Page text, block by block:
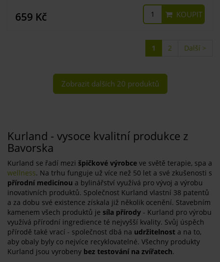
659 Kč KOUPIT
1 2 Další >
Zobrazit dalších 20 produktů
Kurland - vysoce kvalitní produkce z
Bavorska
Kurland se řadí mezi špičkové výrobce ve světě terapie, spa a
wellness. Na trhu funguje už více než 50 let a své zkušenosti s
přírodní medicínou a bylinářství využívá pro vývoj a výrobu
inovativních produktů. Společnost Kurland vlastní 38 patentů
a za dobu své existence získala již několik ocenění. Stavebním
kamenem všech produktů je síla přírody - Kurland pro výrobu
využívá přírodní ingredience té nejvyšší kvality. Svůj úspěch
přírodě také vrací - společnost dbá na udržitelnost a na to,
aby obaly byly co nejvíce recyklovatelné. Všechny produkty
Kurland jsou vyrobeny bez testování na zvířatech.